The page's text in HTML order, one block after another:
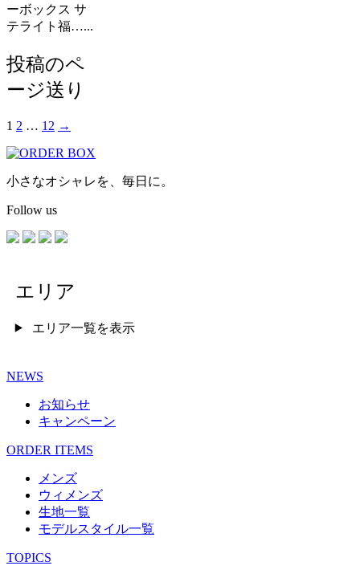
ーボックス サ
テライト福…...
投稿のペ
ージ送り
1 2 … 12 →
小さなオシャレを、毎日に。
Follow us
エリア
エリア一覧を表示
NEWS
お知らせ
キャンペーン
ORDER ITEMS
メンズ
ウィメンズ
生地一覧
モデルスタイル一覧
TOPICS